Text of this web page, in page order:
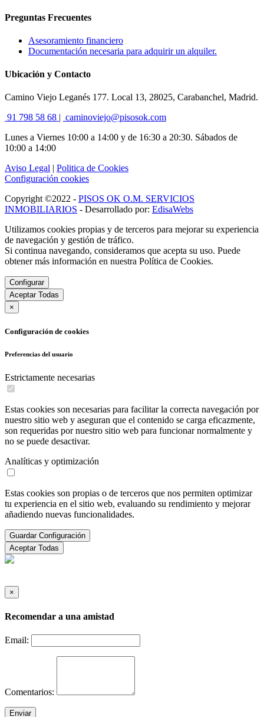
Preguntas Frecuentes
Asesoramiento financiero
Documentación necesaria para adquirir un alquiler.
Ubicación y Contacto
Camino Viejo Leganés 177. Local 13, 28025, Carabanchel, Madrid.
91 798 58 68 | caminoviejo@pisosok.com
Lunes a Viernes 10:00 a 14:00 y de 16:30 a 20:30. Sábados de
10:00 a 14:00
Aviso Legal | Politica de Cookies
Configuración cookies
Copyright ©2022 - PISOS OK O.M. SERVICIOS
INMOBILIARIOS - Desarrollado por: EdisaWebs
Utilizamos cookies propias y de terceros para mejorar su experiencia
de navegación y gestión de tráfico.
Si continua navegando, consideramos que acepta su uso. Puede
obtener más información en nuestra Política de Cookies.
Configurar
Aceptar Todas
×
Configuración de cookies
Preferencias del usuario
Estrictamente necesarias
Estas cookies son necesarias para facilitar la correcta navegación por
nuestro sitio web y aseguran que el contenido se carga eficazmente,
son requeridas por nuestro sitio web para funcionar normalmente y
no se puede desactivar.
Analíticas y optimización
Estas cookies son propias o de terceros que nos permiten optimizar
tu experiencia en el sitio web, evaluando su rendimiento y mejorar
añadiendo nuevas funcionalidades.
Guardar Configuración
Aceptar Todas
×
Recomendar a una amistad
Email:
Comentarios:
Enviar